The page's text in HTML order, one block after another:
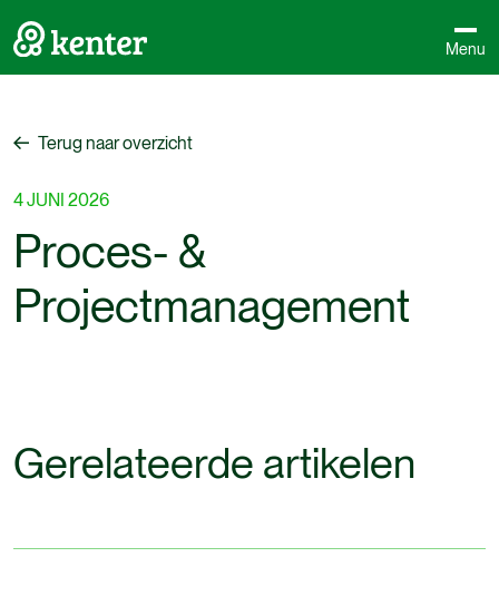
Menu
Terug naar overzicht
Terug naar overzicht
4JUNI 2026
Proces- &
Projectmanagement
Gerelateerde artikelen